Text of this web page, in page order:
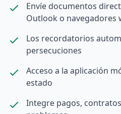
Envíe documentos
Outlook o navegadores
Los recordatorios
persecuciones
Acceso a la aplicación
estado
Integre pagos,